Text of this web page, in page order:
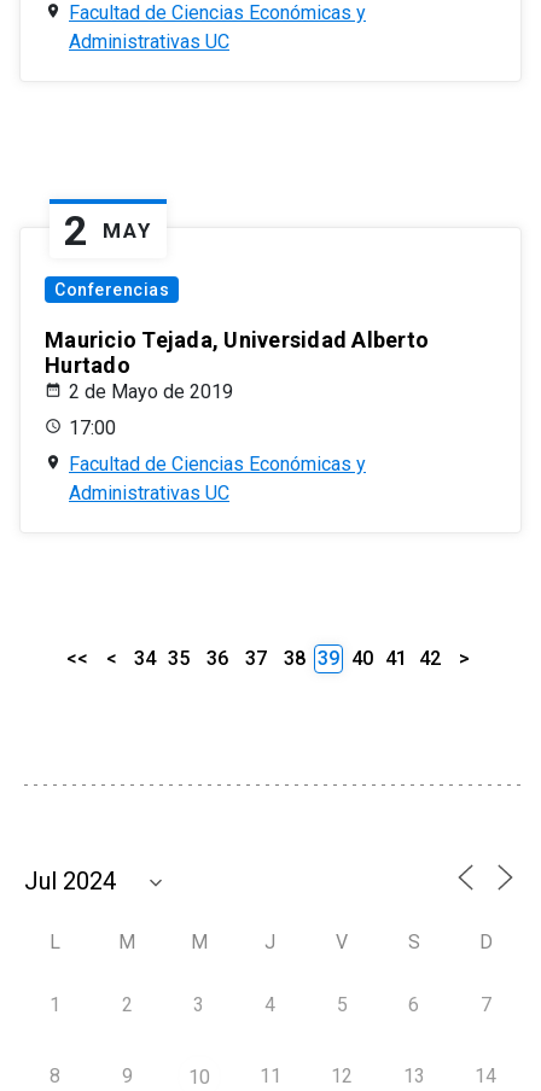
Facultad de Ciencias Económicas y
Administrativas UC
2 MAY
Conferencias
Mauricio Tejada, Universidad Alberto
Hurtado
2 de Mayo de 2019
17:00
Facultad de Ciencias Económicas y
Administrativas UC
<< < 34 35 36 37 38 39 40 41 42 >
L M M J V S D
1 2 3 4 5 6 7
8 9 10 11 12 13 14